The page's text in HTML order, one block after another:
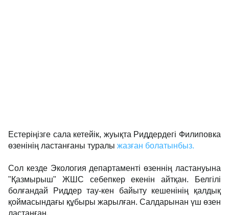
Естеріңізге сала кетейік, жуықта Риддердегі Филиповка
өзенінің ластанғаны туралы жазған болатынбыз.
Сол кезде Экология департаменті өзеннің ластануына
"Қазмырыш" ЖШС себепкер екенін айтқан. Белгілі
болғандай Риддер тау-кен байыту кешенінің қалдық
қоймасындағы құбыры жарылған. Салдарынан үш өзен
ластанған.